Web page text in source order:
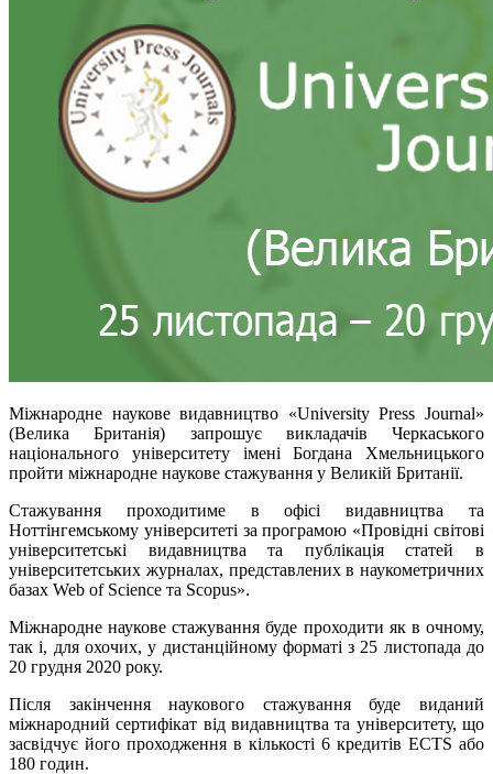
Міжнародне наукове видавництво «University Press Journal»
(Велика Британія) запрошує викладачів Черкаського
національного університету імені Богдана Хмельницького
пройти міжнародне наукове стажування у Великій Британії.
Стажування проходитиме в офісі видавництва та
Ноттінгемському університеті за програмою «Провідні світові
університетські видавництва та публікація статей в
університетських журналах, представлених в наукометричних
базах Web of Science та Scopus».
Міжнародне наукове стажування буде проходити як в очному,
так і, для охочих, у дистанційному форматі з 25 листопада до
20 грудня 2020 року.
Після закінчення наукового стажування буде виданий
міжнародний сертифікат від видавництва та університету, що
засвідчує його проходження в кількості 6 кредитів ECTS або
180 годин.